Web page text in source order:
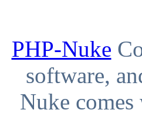
PHP-Nuke
software,
Nuke